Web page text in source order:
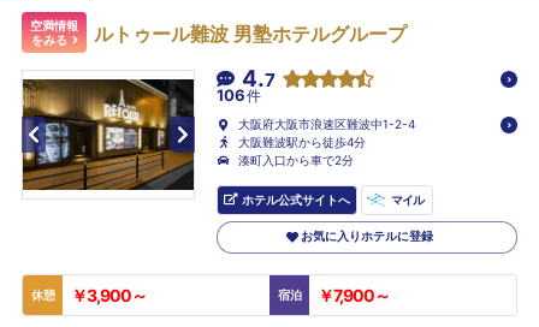
空満情報
をみる
ルトゥール難波 男塾ホテルグループ
4.7
106件
大阪府大阪市浪速区難波中1-2-4
大阪難波駅から徒歩4分
湊町入口から車で2分
ホテル公式サイトへ マイル
お気に入りホテルに登録
休憩 ￥3,900～ 宿泊 ￥7,900～